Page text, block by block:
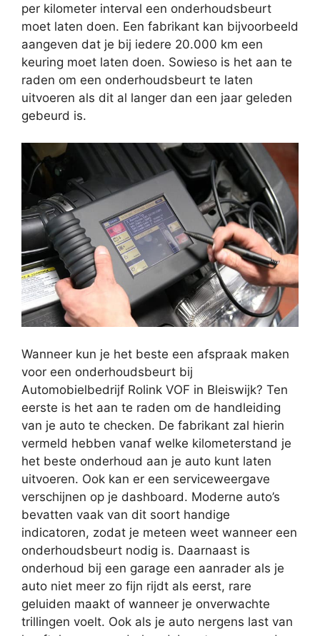
per kilometer interval een onderhoudsbeurt
moet laten doen. Een fabrikant kan bijvoorbeeld
aangeven dat je bij iedere 20.000 km een
keuring moet laten doen. Sowieso is het aan te
raden om een onderhoudsbeurt te laten
uitvoeren als dit al langer dan een jaar geleden
gebeurd is.
Wanneer kun je het beste een afspraak maken
voor een onderhoudsbeurt bij
Automobielbedrijf Rolink VOF in Bleiswijk? Ten
eerste is het aan te raden om de handleiding
van je auto te checken. De fabrikant zal hierin
vermeld hebben vanaf welke kilometerstand je
het beste onderhoud aan je auto kunt laten
uitvoeren. Ook kan er een serviceweergave
verschijnen op je dashboard. Moderne auto’s
bevatten vaak van dit soort handige
indicatoren, zodat je meteen weet wanneer een
onderhoudsbeurt nodig is. Daarnaast is
onderhoud bij een garage een aanrader als je
auto niet meer zo fijn rijdt als eerst, rare
geluiden maakt of wanneer je onverwachte
trillingen voelt. Ook als je auto nergens last van